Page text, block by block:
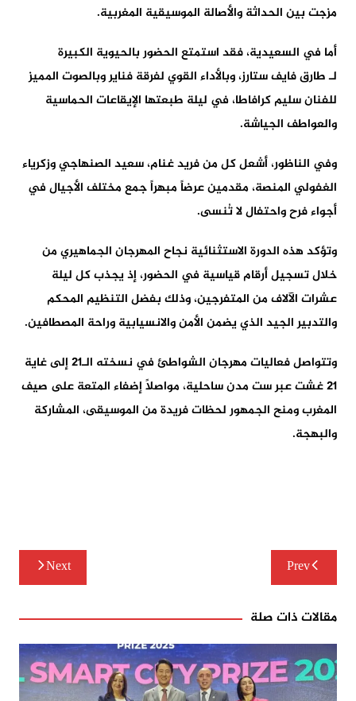
مزجت بين الحداثة والأصالة الموسيقية المغربية.
أما في السعيدية، فقد استمتع الحضور بالحيوية الكبيرة
لـطارق فايف ستارز، وبالأداء القوي لفرقة فنايروبالصوت المميز
للفنانسليم كرافاطا، في ليلة طبعتها الإيقاعات الحماسية
والعواطف الجياشة.
وفي الناظور، أشعل كل منفريد غنام، سعيد الصنهاجيوزكرياء
الغفوليالمنصة، مقدمين عرضاً مبهراً جمع مختلف الأجيال في
أجواء فرح واحتفال لا تُنسى.
وتؤكد هذه الدورة الاستثنائية نجاح المهرجان الجماهيري من
خلالتسجيل أرقام قياسية في الحضور، إذ يجذب كل ليلة
عشرات الآلاف من المتفرجين، وذلك بفضل التنظيم المحكم
والتدبير الجيد الذي يضمن الأمن والانسيابية وراحة المصطافين.
وتتواصل فعاليات مهرجان الشواطئ في نسخته الـ21 إلى غاية
21 غشت
عبر ست مدن ساحلية، مواصلاً إضفاء المتعة على صيف
المغرب ومنح الجمهور لحظات فريدة من الموسيقى، المشاركة
والبهجة.
تصفّح
المقالات
Prev
Next
مقالات ذات صلة